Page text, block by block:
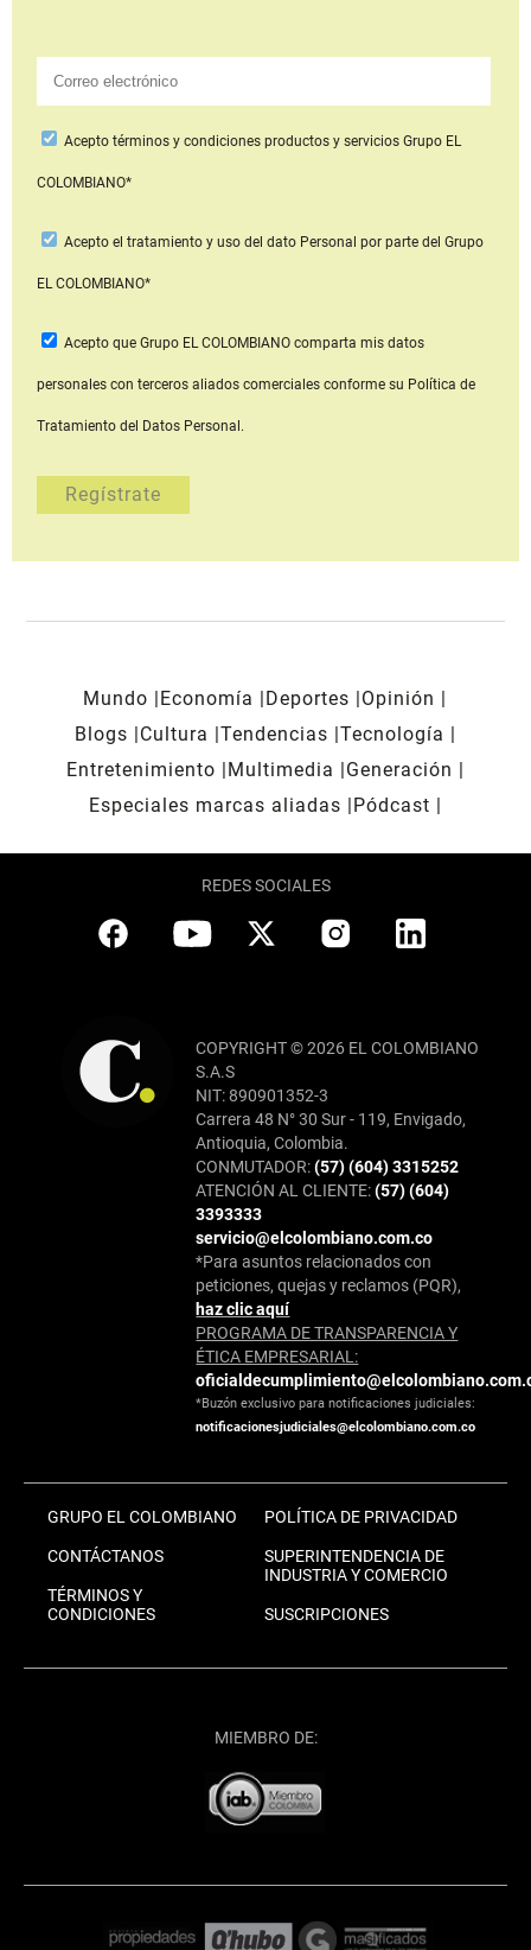
Aceptotérminos y condiciones productos y serviciosGrupo EL
COLOMBIANO*
Acepto el tratamiento y uso del dato Personal por parte del Grupo
EL COLOMBIANO*
Acepto que Grupo EL COLOMBIANOcomparta mis datos
personales con terceros aliados comerciales conforme su Política de
Tratamiento del Datos Personal.
Mundo Economía Deportes
Opinión
Blogs
Cultura Tendencias Tecnología
Entretenimiento
Multimedia
Generación
Especiales marcas aliadas
Pódcast
REDES SOCIALES
COPYRIGHT © 2026 EL COLOMBIANO
S.A.S
NIT: 890901352-3
Carrera 48 N° 30 Sur - 119, Envigado,
Antioquia, Colombia.
CONMUTADOR:(57) (604) 3315252
ATENCIÓN AL CLIENTE:(57) (604)
3393333
servicio@elcolombiano.com.co
*Para asuntos relacionados con
peticiones, quejas y reclamos (PQR),
haz clic aquí
PROGRAMA DE TRANSPARENCIA Y
ÉTICA EMPRESARIAL:
*Buzón exclusivo para notificaciones judiciales:
notificacionesjudiciales@elcolombiano.com.co
GRUPO EL COLOMBIANO
CONTÁCTANOS
TÉRMINOS Y
CONDICIONES
POLÍTICA DE PRIVACIDAD
SUPERINTENDENCIA DE
INDUSTRIA Y COMERCIO
SUSCRIPCIONES
MIEMBRO DE: